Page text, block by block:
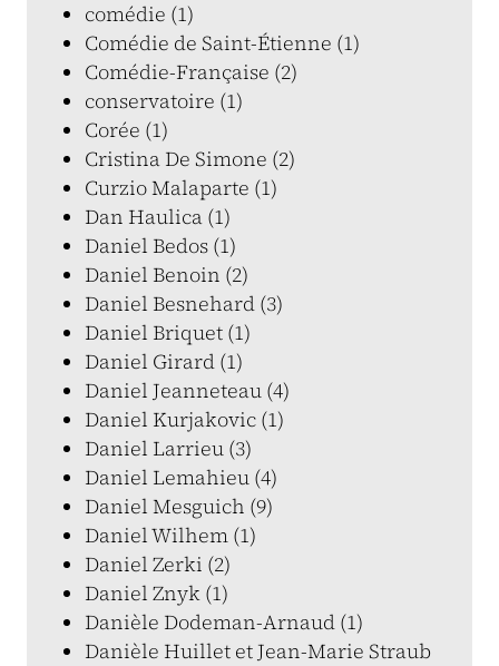
comédie (1)
Comédie de Saint-Étienne (1)
Comédie-Française (2)
conservatoire (1)
Corée (1)
Cristina De Simone (2)
Curzio Malaparte (1)
Dan Haulica (1)
Daniel Bedos (1)
Daniel Benoin (2)
Daniel Besnehard (3)
Daniel Briquet (1)
Daniel Girard (1)
Daniel Jeanneteau (4)
Daniel Kurjakovic (1)
Daniel Larrieu (3)
Daniel Lemahieu (4)
Daniel Mesguich (9)
Daniel Wilhem (1)
Daniel Zerki (2)
Daniel Znyk (1)
Danièle Dodeman-Arnaud (1)
Danièle Huillet et Jean-Marie Straub